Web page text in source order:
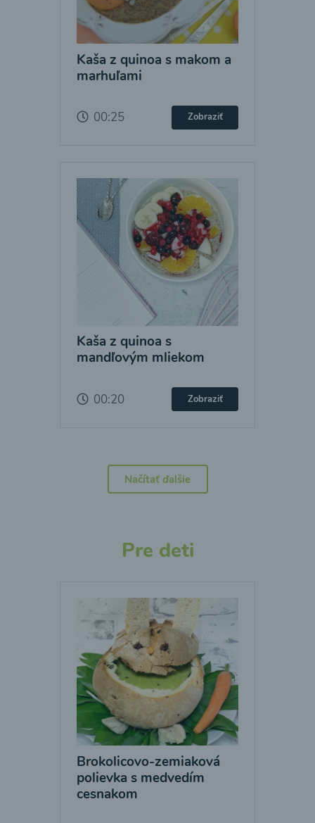
Kaša z quinoa s makom a
marhuľami
00:25 Zobraziť
Kaša z quinoa s
mandľovým mliekom
00:20 Zobraziť
Načítať ďalšie
Pre deti
Brokolicovo-zemiaková
polievka s medvedím
cesnakom